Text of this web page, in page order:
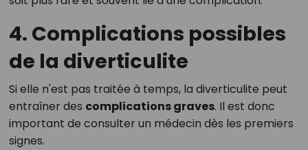
4. Complications possibles
de la diverticulite
Si elle n'est pas traitée à temps, la diverticulite peut
entraîner des complications graves. Il est donc
important de consulter un médecin dès les premiers
signes.